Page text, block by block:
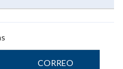
CORREO